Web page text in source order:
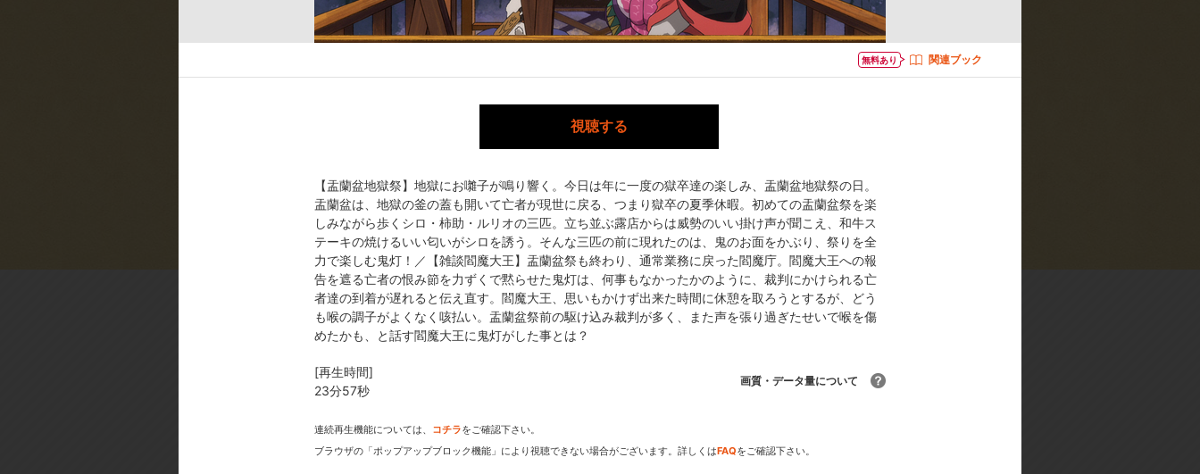
鬼灯:安元洋貴／閻魔大王:長嶝高士／桃太郎:平川大輔／シロ:小林由美子／柿助:後藤ヒロキ／ルリオ:松山鷹志／唐瓜:柿原徹也／茄子:青山桐
子／芥子:種﨑敦美／お香:喜多村英梨／ピーチ・マキ:上坂すみれ／白澤:遊佐浩二
[スタッフ]
ザイン・総作画監督:加藤寛崇／音響制作:サウンドチーム・ドンファン／音楽:TOMISIRO／音楽制作:スターチャイルドレコード／アニメーシ
©江口夏実・講談社／鬼灯の冷徹製作委員会
dアニメストアなら
今期アニメがいち早く見られる！
無料あり 関連ブック
視聴する
【盂蘭盆地獄祭】地獄にお囃子が鳴り響く。今日は年に一度の獄卒達の楽しみ、盂蘭盆地獄祭の日。
盂蘭盆は、地獄の釜の蓋も開いて亡者が現世に戻る、つまり獄卒の夏季休暇。初めての盂蘭盆祭を楽
しみながら歩くシロ・柿助・ルリオの三匹。立ち並ぶ露店からは威勢のいい掛け声が聞こえ、和牛ス
テーキの焼けるいい匂いがシロを誘う。そんな三匹の前に現れたのは、鬼のお面をかぶり、祭りを全
力で楽しむ鬼灯！／【雑談閻魔大王】盂蘭盆祭も終わり、通常業務に戻った閻魔庁。閻魔大王への報
告を遮る亡者の恨み節を力ずくで黙らせた鬼灯は、何事もなかったかのように、裁判にかけられる亡
者達の到着が遅れると伝え直す。閻魔大王、思いもかけず出来た時間に休憩を取ろうとするが、どう
も喉の調子がよくなく咳払い。盂蘭盆祭前の駆け込み裁判が多く、また声を張り過ぎたせいで喉を傷
めたかも、と話す閻魔大王に鬼灯がした事とは？
[再生時間]
23分57秒
画質・データ量について
連続再生機能については、 コチラをご確認下さい。
ブラウザの「ポップアップブロック機能」により視聴できない場合がございます。詳しくはFAQをご確認下さい。